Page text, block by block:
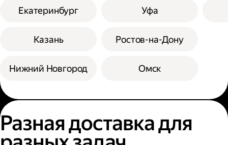
Екатеринбург
Казань
Нижний Новгород
Уфа
Ростов-на-Дону
Омск
Разная доставка для